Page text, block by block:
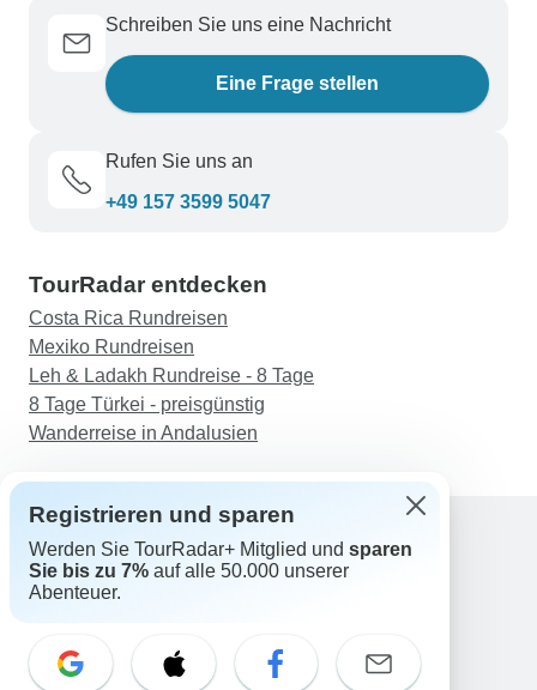
Schreiben Sie uns eine Nachricht
Eine Frage stellen
Rufen Sie uns an
+49 157 3599 5047
TourRadar entdecken
Costa Rica Rundreisen
Mexiko Rundreisen
Leh & Ladakh Rundreise - 8 Tage
8 Tage Türkei - preisgünstig
Wanderreise in Andalusien
Support
Kontakt
Österreich +43 720 116651
Schweiz +41 225 183 195
Registrieren und sparen
Werden Sie TourRadar+ Mitglied und sparen
Sie bis zu 7% auf alle 50.000 unserer
Abenteuer.